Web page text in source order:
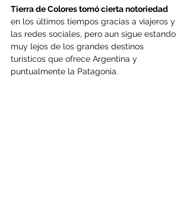
Tierra de Colores tomó cierta notoriedad
en los últimos tiempos gracias a viajeros y
las redes sociales, pero aun sigue estando
muy lejos de los grandes destinos
turísticos que ofrece Argentina y
puntualmente la Patagonia.